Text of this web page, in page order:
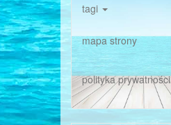
tagi
mapa strony
polityka prywatności